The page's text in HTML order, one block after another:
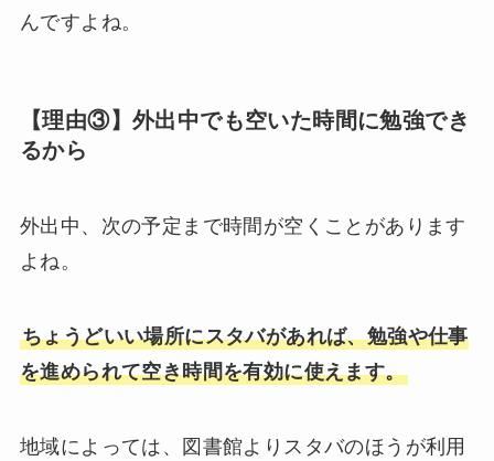
んですよね。
【理由③】外出中でも空いた時間に勉強でき
るから
外出中、次の予定まで時間が空くことがあります
よね。
ちょうどいい場所にスタバがあれば、勉強や仕事
を進められて空き時間を有効に使えます。
地域によっては、図書館よりスタバのほうが利用